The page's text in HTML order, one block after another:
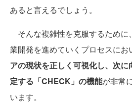
あると言えるでしょう。
そんな複雑性を克服するために
業開発を進めていくプロセスにお
アの現状を正しく可視化し、次
定する「CHECK」の機能が非常
います。